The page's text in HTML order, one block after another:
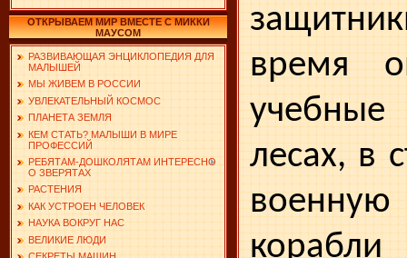
ОТКРЫВАЕМ МИР ВМЕСТЕ С МИККИ
МАУСОМ
РАЗВИВАЮЩАЯ ЭНЦИКЛОПЕДИЯ ДЛЯ
МАЛЫШЕЙ
МЫ ЖИВЕМ В РОССИИ
УВЛЕКАТЕЛЬНЫЙ КОСМОС
ПЛАНЕТА ЗЕМЛЯ
КЕМ СТАТЬ? МАЛЫШИ В МИРЕ
ПРОФЕССИЙ
РЕБЯТАМ-ДОШКОЛЯТАМ ИНТЕРЕСНО
О ЗВЕРЯТАХ
РАСТЕНИЯ
КАК УСТРОЕН ЧЕЛОВЕК
НАУКА ВОКРУГ НАС
ВЕЛИКИЕ ЛЮДИ
время
лесах, в
воен­ную